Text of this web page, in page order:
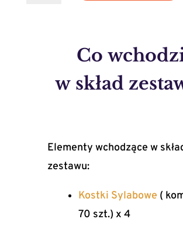
Co
w skład
Elementy wchodzące w
zestawu:
Kostki Sylabowe (
70 szt.) x 4